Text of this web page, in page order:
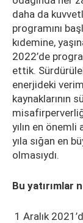
daha da
programını
kıdemine,
2022’de
ettik.
enerjideki
kaynaklarının
yılın en önemli
yıla sığan en
olmasıydı.
Bu yatırımlar
1 Aralık